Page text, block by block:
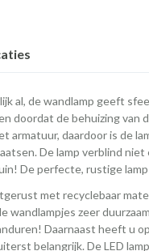
al, de wandlamp geeft
doordat de behuizing van
armatuur, daardoor is de
De lamp verblind
De perfecte, rustige
met recyclebaar
wandlampjes zeer
Daarnaast heeft u
belangrijk. De LED